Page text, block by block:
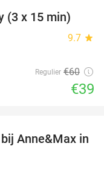
35%
(3 x 15 min)
9.7 star
Regulier €60
€39
29%
Anne&Max in